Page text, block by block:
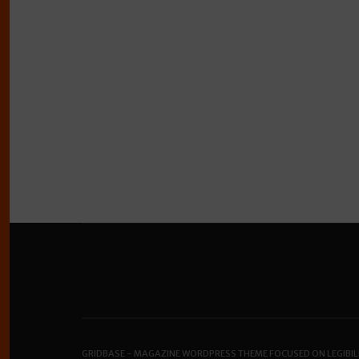
GRIDBASE - MAGAZINE WORDPRESS THEME FOCUSED ON